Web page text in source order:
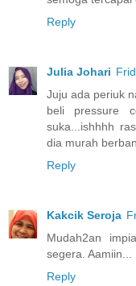
Reply
Julia Johari
Juju ada periuk
beli pressure
suka...ishhhh
dia murah
Reply
Kakcik Seroja
Mudah2an
segera. Aamiin...
Reply